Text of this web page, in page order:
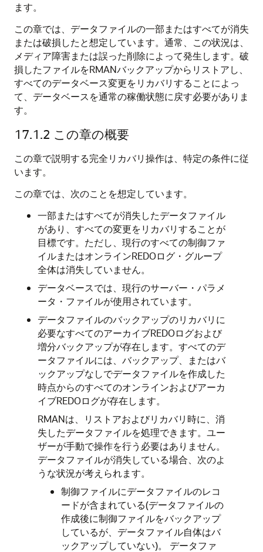
ます。
この章では、データファイルの一部またはすべてが消失
または破損したと想定しています。通常、この状況は、
メディア障害または誤った削除によって発生します。破
損したファイルをRMANバックアップからリストアし、
すべてのデータベース変更をリカバリすることによっ
て、データベースを通常の稼働状態に戻す必要がありま
す。
17.1.2 この章の概要
この章で説明する完全リカバリ操作は、特定の条件に従
います。
この章では、次のことを想定しています。
一部またはすべてが消失したデータファイル
があり、すべての変更をリカバリすることが
目標です。ただし、現行のすべての制御ファ
イルまたはオンラインREDOログ・グループ
全体は消失していません。
データベースでは、現行のサーバー・パラメ
ータ・ファイルが使用されています。
データファイルのバックアップのリカバリに
必要なすべてのアーカイブREDOログおよび
増分バックアップが存在します。すべてのデ
ータファイルには、バックアップ、またはバ
ックアップなしでデータファイルを作成した
時点からのすべてのオンラインおよびアーカ
イブREDOログが存在します。
RMANは、リストアおよびリカバリ時に、消
失したデータファイルを処理できます。ユー
ザーが手動で操作を行う必要はありません。
データファイルが消失している場合、次のよ
うな状況が考えられます。
制御ファイルにデータファイルのレコ
ードが含まれている(データファイルの
作成後に制御ファイルをバックアップ
しているが、データファイル自体はバ
ックアップしていない)。 データファ